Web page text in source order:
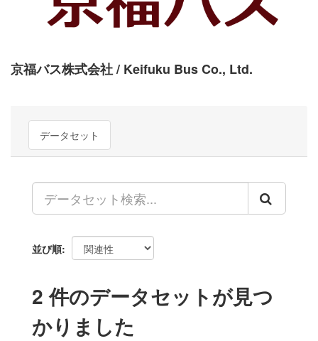
京福バス株式会社 / Keifuku Bus Co., Ltd.
データセット
並び順
2 件のデータセットが見つ
かりました